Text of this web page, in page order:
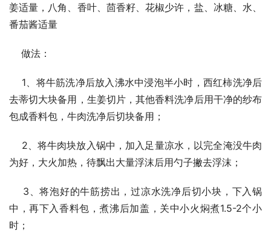
姜适量，八角、香叶、茴香籽、花椒少许，盐、冰糖、水、
番茄酱适量
做法：
1、将牛筋洗净后放入沸水中浸泡半小时，西红柿洗净后
去蒂切大块备用，生姜切片，其他香料洗净后用干净的纱布
包成香料包，牛肉洗净后切块备用；
2、将牛肉块放入锅中，加入足量凉水，以完全淹没牛肉
为好，大火加热，待飘出大量浮沫后用勺子撇去浮沫；
3、将泡好的牛筋捞出，过凉水洗净后切小块，下入锅
中，再下入香料包，煮沸后加盖，关中小火焖煮1.5-2个小
时；